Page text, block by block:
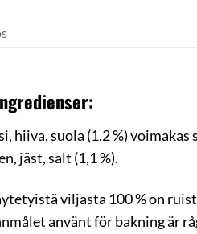
hiiva, suola (1,2 %) voimakas
jäst, salt (1,1 %).
viljasta 100 % on
använt för bakning är